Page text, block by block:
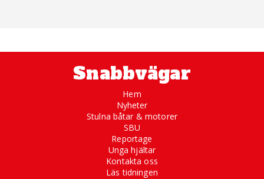
Snabbvägar
Hem
Nyheter
Stulna båtar & motorer
SBU
Reportage
Unga hjältar
Kontakta oss
Läs tidningen